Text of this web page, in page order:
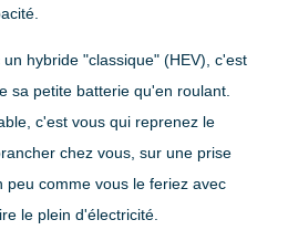
hybride "classique" (HEV), c'est
sa petite batterie qu'en roulant.
c'est vous qui reprenez le
chez vous, sur une prise
comme vous le feriez avec
le plein d'électricité.